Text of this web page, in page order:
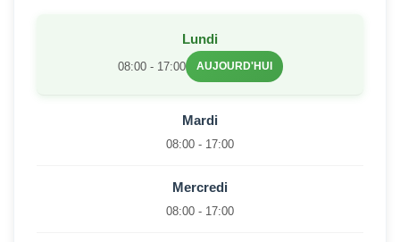
Lundi
08:00 - 17:00 AUJOURD'HUI
Mardi
08:00 - 17:00
Mercredi
08:00 - 17:00